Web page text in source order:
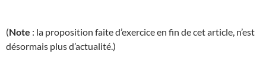
(Note : la proposition faite d’exercice en fin de cet article, n’est
désormais plus d’actualité.)